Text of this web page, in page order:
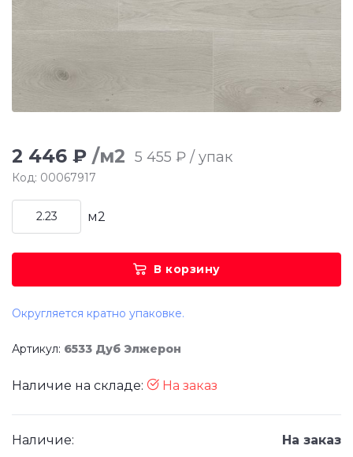
2 446 ₽ /м2 5 455 ₽ / упак
Код: 00067917
м2
В корзину
Округляется кратно упаковке.
Артикул: 6533 Дуб Элжерон
Наличие на складе: На заказ
Наличие:
На заказ